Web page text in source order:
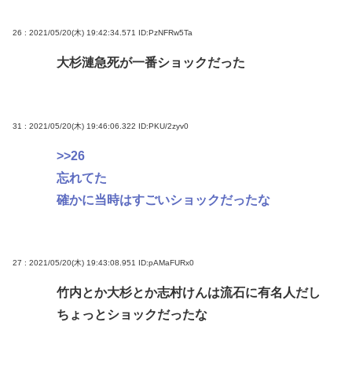
26 : 2021/05/20(木) 19:42:34.571 ID:PzNFRw5Ta
大杉漣急死が一番ショックだった
31 : 2021/05/20(木) 19:46:06.322 ID:PKU/2zyv0
>>26
忘れてた
確かに当時はすごいショックだったな
27 : 2021/05/20(木) 19:43:08.951 ID:pAMaFURx0
竹内とか大杉とか志村けんは流石に有名人だし
ちょっとショックだったな